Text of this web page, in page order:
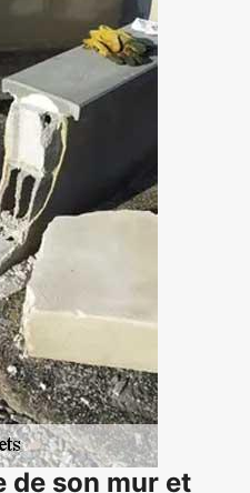
de son mur et